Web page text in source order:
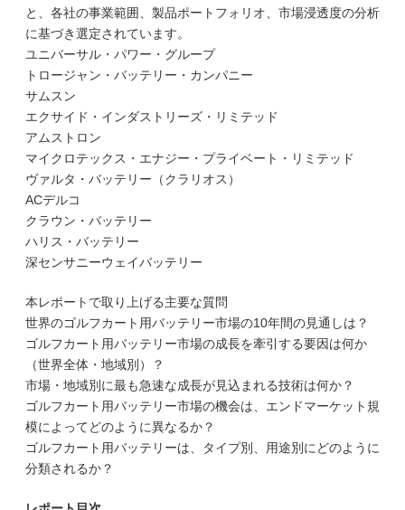
と、各社の事業範囲、製品ポートフォリオ、市場浸透度の分析
に基づき選定されています。
ユニバーサル・パワー・グループ
トロージャン・バッテリー・カンパニー
サムスン
エクサイド・インダストリーズ・リミテッド
アムストロン
マイクロテックス・エナジー・プライベート・リミテッド
ヴァルタ・バッテリー（クラリオス）
ACデルコ
クラウン・バッテリー
ハリス・バッテリー
深センサニーウェイバッテリー
本レポートで取り上げる主要な質問
世界のゴルフカート用バッテリー市場の10年間の見通しは？
ゴルフカート用バッテリー市場の成長を牽引する要因は何か
（世界全体・地域別）？
市場・地域別に最も急速な成長が見込まれる技術は何か？
ゴルフカート用バッテリー市場の機会は、エンドマーケット規
模によってどのように異なるか？
ゴルフカート用バッテリーは、タイプ別、用途別にどのように
分類されるか？